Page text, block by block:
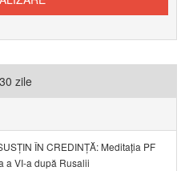
zile
ÎN CREDINȚĂ: Meditația PF
a VI-a după Rusalii